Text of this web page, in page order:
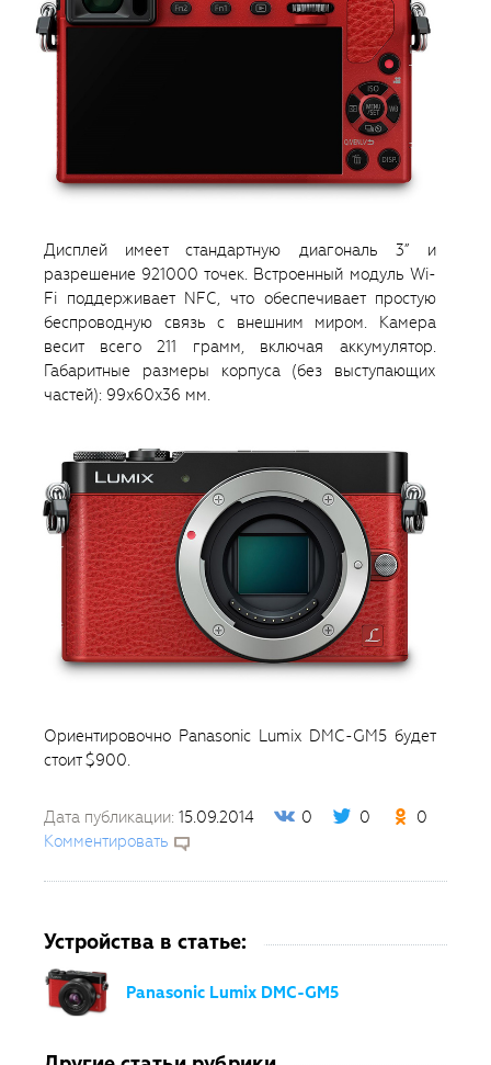
Дисплей имеет стандартную диагональ 3” и
разрешение 921000 точек. Встроенный модуль Wi-
Fi поддерживает NFC, что обеспечивает простую
беспроводную связь с внешним миром. Камера
весит всего 211 грамм, включая аккумулятор.
Габаритные размеры корпуса (без выступающих
частей): 99x60x36 мм.
Ориентировочно Panasonic Lumix DMC-GM5 будет
стоит $900.
Дата публикации: 15.09.2014 0 0
0
Комментировать
Устройства в статье:
Panasonic Lumix DMC-GM5